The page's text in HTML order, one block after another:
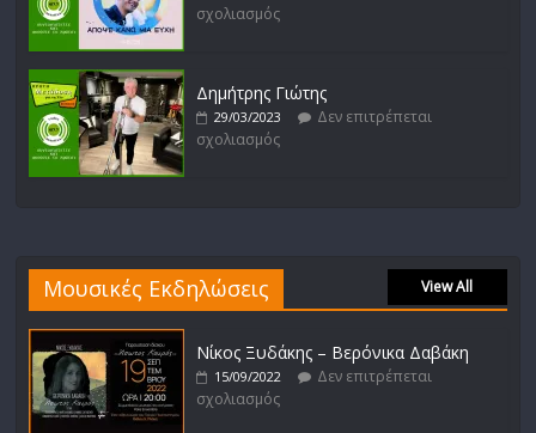
σχολιασμός
Δημήτρης Γιώτης
29/03/2023
Δεν επιτρέπεται
σχολιασμός
Μουσικές Εκδηλώσεις View All
Νίκος Ξυδάκης – Βερόνικα Δαβάκη
15/09/2022
Δεν επιτρέπεται
σχολιασμός